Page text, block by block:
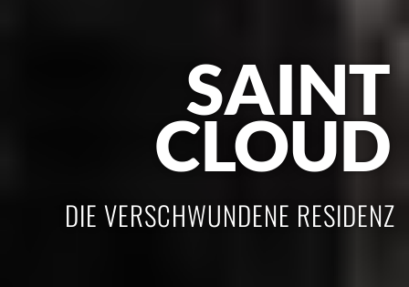
SAINT
CLOUD
DIE VERSCHWUNDENE RESIDENZ